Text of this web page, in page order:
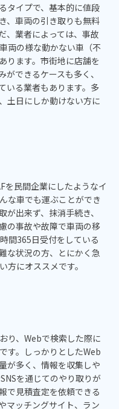
タイプで、基本的に値段
、車両の引き取りも無料
、業者によっては、事故
両の様な動かない車（不
ります。市街地に店舗を
できるケースも多く、
いる業者もあります。多
土日にしか動けない方に
を民間企業にしたようなイ
な車でも運ぶことができ
出来ず、抹消手続き、
の事故や故障で車両の移
間365日受付をしている
な状況の方、とにかく急
方にオススメです。
り、Webで検索した際に
す。しっかりとしたWeb
が多く、情報を収集しや
を通じてのやり取りが
で見積査定を依頼できる
マッチングサイト、ラン